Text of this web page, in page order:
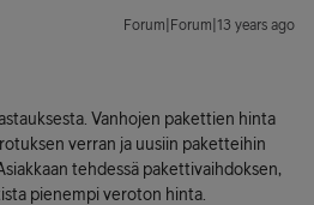
Forum|Forum|13 years ago
Vanhojen pakettien hinta
verran ja uusiin paketteihin
tehdessä pakettivaihdoksen,
pienempi veroton hinta.